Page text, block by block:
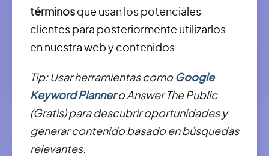
términos que usan los potenciales
clientes para posteriormente utilizarlos
en nuestra web y contenidos.
Tip: Usar herramientas como Google
Keyword Plannero Answer The Public
(Gratis) para descubrir oportunidades y
generar contenido basado en búsquedas
relevantes.